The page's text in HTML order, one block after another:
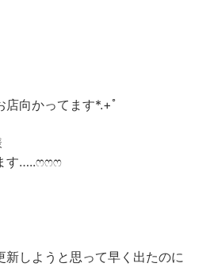
店向かってます*.+ﾟ
す…..‪ෆ‪‪ෆ‪‪ෆ‪
新しようと思って早く出たのに